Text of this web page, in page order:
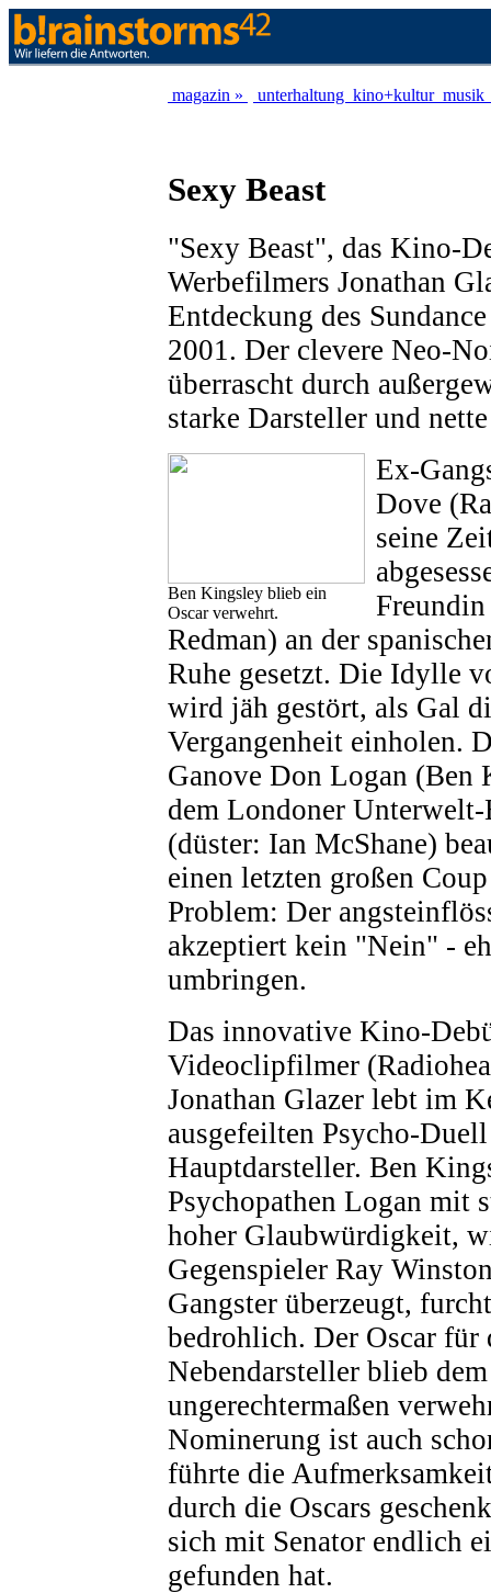
magazin » unterhaltung kino+kultur musik
Sexy Beast
"Sexy Beast", das Kino-
Werbefilmers Jonathan
Entdeckung des
2001. Der clevere Neo-
überrascht durch
starke Darsteller und
Ben Kingsley blieb ein
Oscar verwehrt.
Ex-
Dove
seine
Freundin
Redman) an der
Ruhe gesetzt. Die Idylle
wird jäh gestört, als Gal
Vergangenheit einholen.
Ganove Don Logan
dem Londoner Unterwelt-
(düster: Ian McShane)
einen letzten großen
Problem: Der
akzeptiert kein "Nein" -
umbringen.
Das innovative Kino-
Videoclipfilmer
Jonathan Glazer lebt im
ausgefeilten Psycho-
Hauptdarsteller. Ben
Psychopathen Logan mit
hoher Glaubwürdigkeit,
Gegenspieler Ray
Gangster überzeugt,
bedrohlich. Der Oscar für
Nebendarsteller blieb
ungerechtermaßen
Nominerung ist auch
führte die
durch die Oscars
sich mit Senator endlich
gefunden hat.